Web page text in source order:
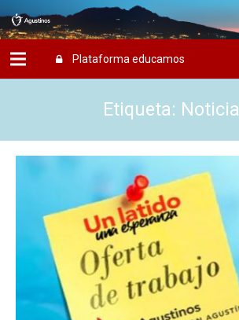
Plataforma educamos
Etiqueta: